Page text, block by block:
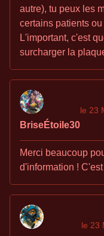
autre), tu peux les
certains patients
L'important, c'est
surcharger la
BriseÉtoile30
le 23
Merci beaucoup
d'information !
le 23